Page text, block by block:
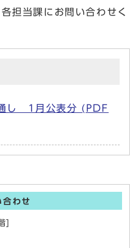
担当課にお問い合わせく
し 1月公表分 (PDF
合わせ
]